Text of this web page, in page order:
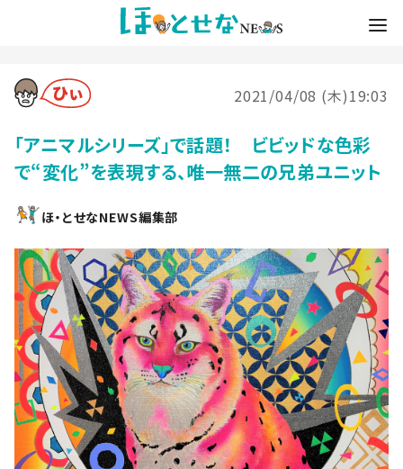
2021/04/08 (木)19:03
「アニマルシリーズ」で話題！ ビビッドな色彩
で“変化”を表現する、唯一無二の兄弟ユニット
ほ・とせなNEWS編集部